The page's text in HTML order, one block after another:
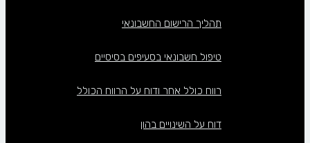
תהליך הרישום החשבונאי
טיפול חשבונאי בסעיפים בסיסיים
רווח כולל אחר ודוח על הרווח הכולל
דוח על השינויים בהון